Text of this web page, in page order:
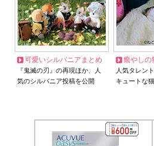
可愛いシルバニアまとめ
『鬼滅の刃』の再現ほか、人
気のシルバニア投稿を公開
癒やしの
人気タレン
キュートな